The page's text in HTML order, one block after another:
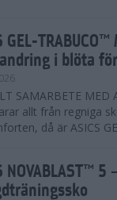
GEL-
i blöta
SAMARBETE
allt från regniga
då är ASICS
NOVABLAST™